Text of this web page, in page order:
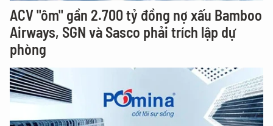
ACV "ôm" gần 2.700 tỷ đồng nợ xấu Bamboo
Airways, SGN và Sasco phải trích lập dự
phòng